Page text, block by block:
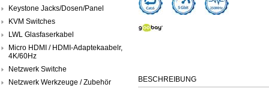
Keystone Jacks/Dosen/Panel
KVM Switches
LWL Glasfaserkabel
Micro HDMI / HDMI-Adaptekaabelr,
4K/60Hz
Netzwerk Switche
Netzwerk Werkzeuge / Zubehör
BESCHREIBUNG